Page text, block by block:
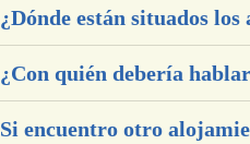
¿Dónde están situados
¿Con quién debería
Si encuentro otro